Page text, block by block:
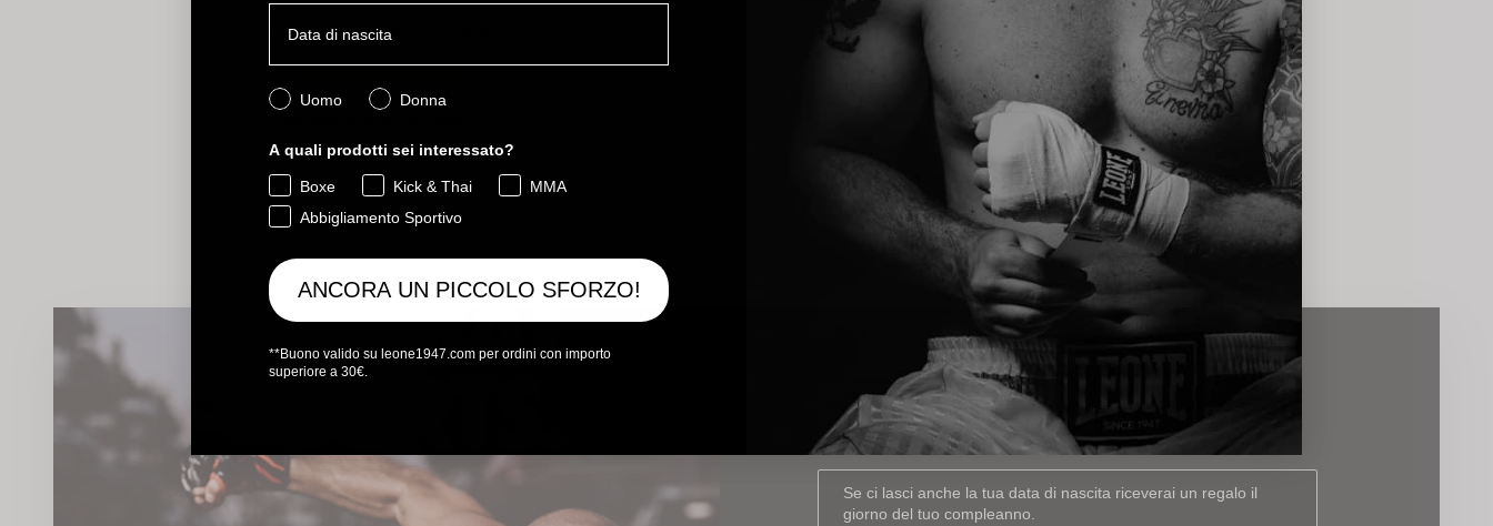
Sii il primo a scrivere una recensione
Scrivi una recensione
ISCRIVITI ALLA NEWSLETTER
PER TE 10% DI SCONTO SUL TUO PRIMO ACQUISTO*
Se ci lasci anche la tua data di nascita riceverai un regalo il
giorno del tuo compleanno.
Birthday
Quale collezione ti interessa?
Uomo Donna
A quali prodotti sei interessato?
Boxe Kick & Thai
MMA
Abbigliamento Sportivo
ANCORA UN PICCOLO SFORZO!
**Buono valido su leone1947.com per ordini con importo
superiore a 30€.